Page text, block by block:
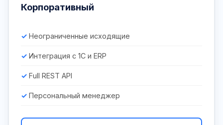
Корпоративный
Неограниченные исходящие
Интеграция с 1С и ERP
Full REST API
Персональный менеджер